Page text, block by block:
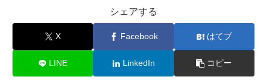
シェアする
X Facebook はてブ
LINE LinkedIn コピー